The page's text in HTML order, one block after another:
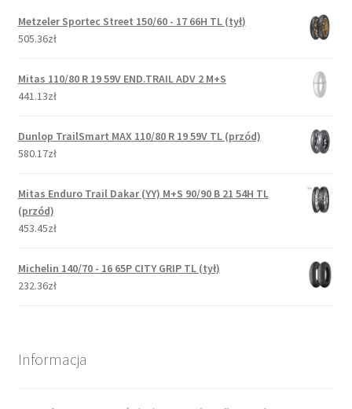
Metzeler Sportec Street 150/60 - 17 66H TL (tył)
505.36zł
Mitas 110/80 R 19 59V END.TRAIL ADV 2 M+S
441.13zł
Dunlop TrailSmart MAX 110/80 R 19 59V TL (przód)
580.17zł
Mitas Enduro Trail Dakar (YY) M+S 90/90 B 21 54H TL
(przód)
453.45zł
Michelin 140/70 - 16 65P CITY GRIP TL (tył)
232.36zł
Informacja